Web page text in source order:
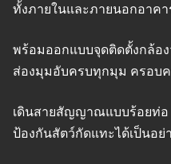
ทั้งภายในและภายนอกอาคา
พร้อมออกแบบจุดติดตั้งกล้อ
ส่องมุมอับครบทุกมุม ครอบ
เดินสายสัญญาณแบบร้อยท่อ
ป้องกันสัตว์กัดแทะได้เป็นอย่